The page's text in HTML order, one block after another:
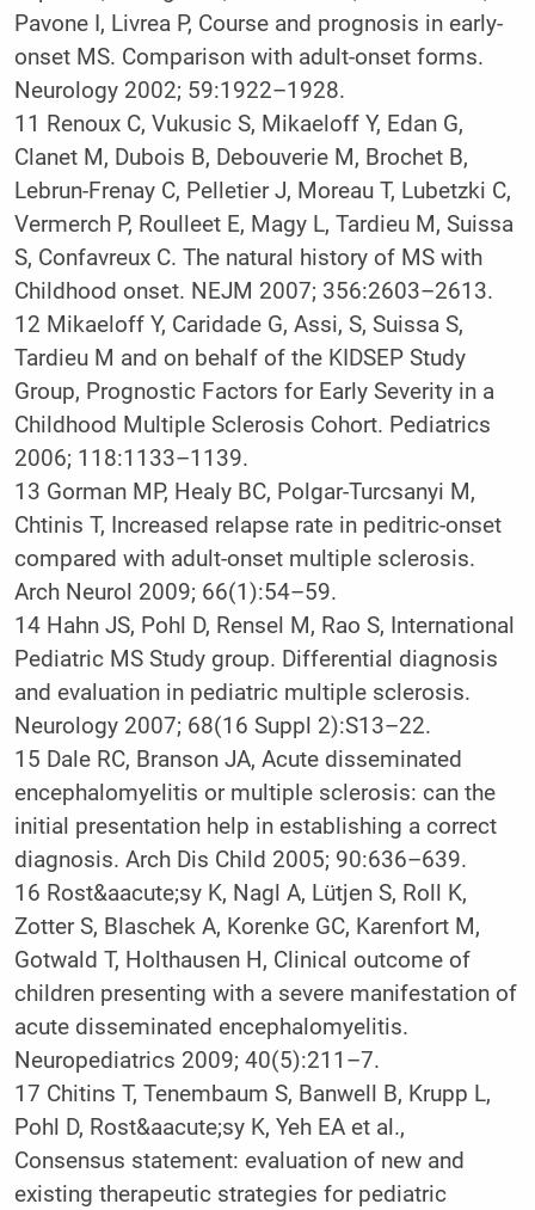
Pavone I, Livrea P, Course and prognosis in early-
onset MS. Comparison with adult-onset forms.
Neurology 2002; 59:1922–1928.
11 Renoux C, Vukusic S, Mikaeloff Y, Edan G,
Clanet M, Dubois B, Debouverie M, Brochet B,
Lebrun-Frenay C, Pelletier J, Moreau T, Lubetzki C,
Vermerch P, Roulleet E, Magy L, Tardieu M, Suissa
S, Confavreux C. The natural history of MS with
Childhood onset. NEJM 2007; 356:2603–2613.
12 Mikaeloff Y, Caridade G, Assi, S, Suissa S,
Tardieu M and on behalf of the KIDSEP Study
Group, Prognostic Factors for Early Severity in a
Childhood Multiple Sclerosis Cohort. Pediatrics
2006; 118:1133–1139.
13 Gorman MP, Healy BC, Polgar-Turcsanyi M,
Chtinis T, Increased relapse rate in peditric-onset
compared with adult-onset multiple sclerosis.
Arch Neurol 2009; 66(1):54–59.
14Hahn JS, Pohl D, Rensel M, Rao S, International
Pediatric MS Study group. Differential diagnosis
and evaluation in pediatric multiple sclerosis.
Neurology 2007; 68(16 Suppl 2):S13–22.
15 Dale RC, Branson JA, Acute disseminated
encephalomyelitis or multiple sclerosis: can the
initial presentation help in establishing a correct
diagnosis. Arch Dis Child 2005; 90:636–639.
16 Rost&aacute;sy K, Nagl A, Lütjen S, Roll K,
Zotter S, Blaschek A, Korenke GC, Karenfort M,
Gotwald T, Holthausen H, Clinical outcome of
children presenting with a severe manifestation of
acute disseminated encephalomyelitis.
Neuropediatrics 2009; 40(5):211–7.
17 Chitins T, Tenembaum S, Banwell B, Krupp L,
Pohl D, Rost&aacute;sy K, Yeh EA et al.,
Consensus statement: evaluation of new and
existing therapeutic strategies for pediatric